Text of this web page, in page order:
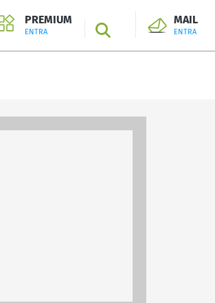
PREMIUM
ENTRA SEARCH
MAIL
ENTRA